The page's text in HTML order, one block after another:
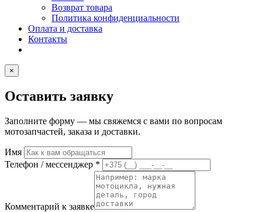
Возврат товара
Политика конфиденциальности
Оплата и доставка
Контакты
×
Оставить заявку
Заполните форму — мы свяжемся с вами по вопросам
мотозапчастей, заказа и доставки.
Имя
Телефон / мессенджер *
Комментарий к заявке